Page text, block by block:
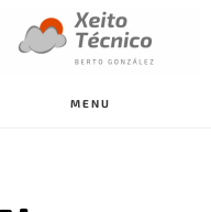
MENU